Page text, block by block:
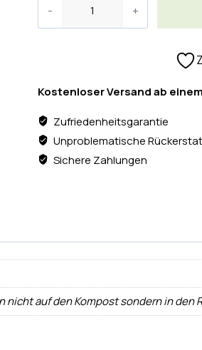
Kostenloser Versand ab
Zufriedenheitsgarantie
Unproblematische
Sichere Zahlungen
auf den Kompost sondern in den